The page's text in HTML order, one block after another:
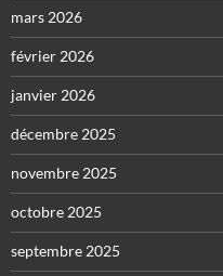
mars 2026
février 2026
janvier 2026
décembre 2025
novembre 2025
octobre 2025
septembre 2025